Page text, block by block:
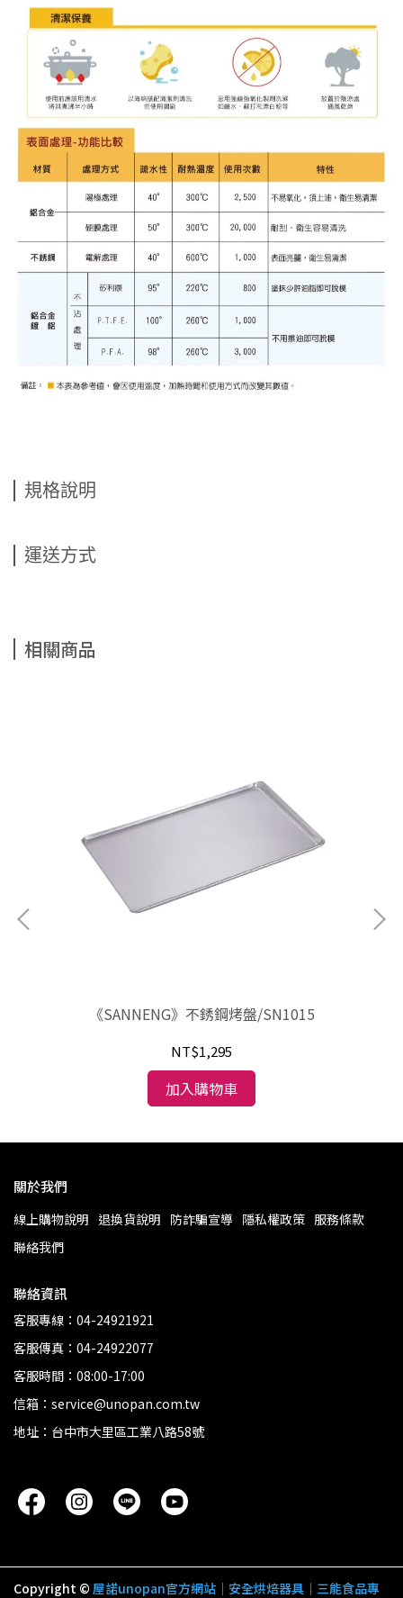
規格說明
運送方式
相關商品
《SANNENG》不銹鋼烤盤/SN1015
NT$1,295
加入購物車
關於我們
線上購物說明 退換貨說明 防詐騙宣導 隱私權政策 服務條款
聯絡我們
聯絡資訊
客服專線：04-24921921
客服傳真：04-24922077
客服時間：08:00-17:00
信箱：service@unopan.com.tw
地址：台中市大里區工業八路58號
Copyright © 屋諾unopan官方網站｜安全烘焙器具｜三能食品專